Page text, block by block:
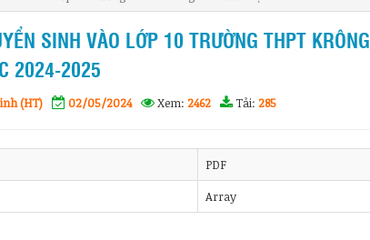
SINH VÀO LỚP 10 TRƯỜNG THPT KRÔNG
2024-2025
(HT) 02/05/2024 Xem: 2462 Tải: 285
PDF
Array